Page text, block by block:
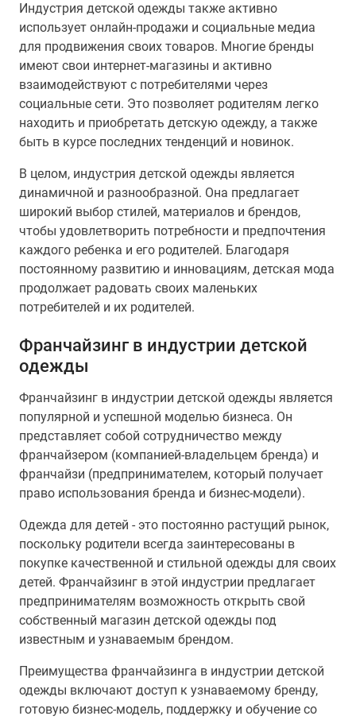
Индустрия детской одежды также активно
использует онлайн-продажи и социальные медиа
для продвижения своих товаров. Многие бренды
имеют свои интернет-магазины и активно
взаимодействуют с потребителями через
социальные сети. Это позволяет родителям легко
находить и приобретать детскую одежду, а также
быть в курсе последних тенденций и новинок.
В целом, индустрия детской одежды является
динамичной и разнообразной. Она предлагает
широкий выбор стилей, материалов и брендов,
чтобы удовлетворить потребности и предпочтения
каждого ребенка и его родителей. Благодаря
постоянному развитию и инновациям, детская мода
продолжает радовать своих маленьких
потребителей и их родителей.
Франчайзинг в индустрии детской
одежды
Франчайзинг в индустрии детской одежды является
популярной и успешной моделью бизнеса. Он
представляет собой сотрудничество между
франчайзером (компанией-владельцем бренда) и
франчайзи (предпринимателем, который получает
право использования бренда и бизнес-модели).
Одежда для детей - это постоянно растущий рынок,
поскольку родители всегда заинтересованы в
покупке качественной и стильной одежды для своих
детей. Франчайзинг в этой индустрии предлагает
предпринимателям возможность открыть свой
собственный магазин детской одежды под
известным и узнаваемым брендом.
Преимущества франчайзинга в индустрии детской
одежды включают доступ к узнаваемому бренду,
готовую бизнес-модель, поддержку и обучение со